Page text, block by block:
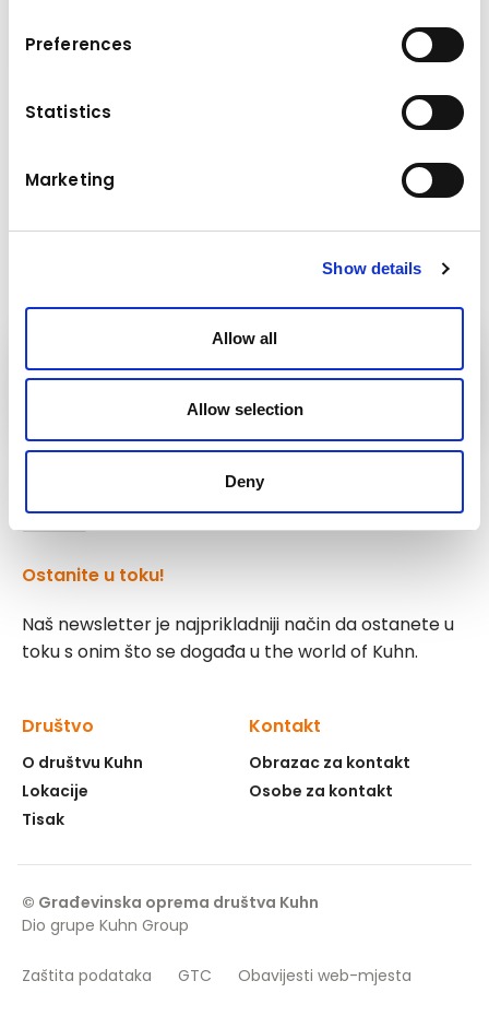
Preferences
Statistics
Marketing
Show details
Allow all
Allow selection
Deny
Diesel (kW / KS): 17,5/23,5
Širina stroja: 650mm
Maksimalna frekvencija vibracije: 48 Hz
Kuhn
Group
Ostanite u toku!
Naš newsletter je najprikladniji način da ostanete u
toku s onim što se događa u the world of Kuhn.
Društvo
O društvu Kuhn
Lokacije
Tisak
Kontakt
Obrazac za kontakt
Osobe za kontakt
© Građevinska oprema društva Kuhn
Dio grupe Kuhn Group
Zaštita podataka GTC Obavijesti web-mjesta